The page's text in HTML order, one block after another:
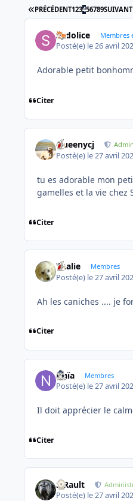
PREMIÈRE PAGE
PRÉCÉDENT123456789SUIVANT
Sydolice Membres
Posté(e) le 26 avril
Adorable petit
Citer
Queenycj
Posté(e) le 27 avril
tu es adorable mon
gamelles et la vie chez
Citer
Thalie Membres
Posté(e) le 27 avril
Ah les caniches .... je
Citer
Naïa Membres
Posté(e) le 27 avril
Il doit apprécier le
Citer
S.Rault
Posté(e) le 27 avril